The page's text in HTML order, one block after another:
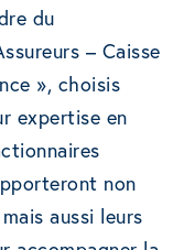
du
– Caisse
», choisis
expertise en
non
aussi leurs